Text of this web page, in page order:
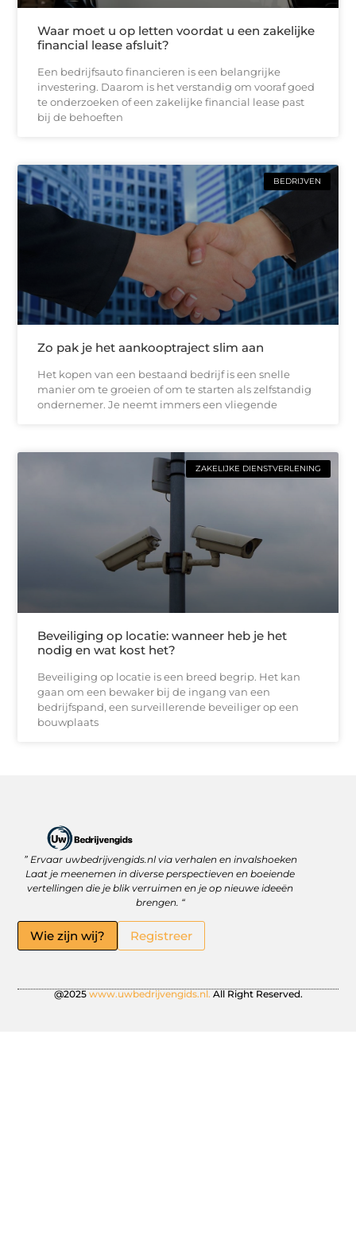
Waar moet u op letten voordat u een zakelijke
financial lease afsluit?
Een bedrijfsauto financieren is een belangrijke
investering. Daarom is het verstandig om vooraf goed
te onderzoeken of een zakelijke financial lease past
bij de behoeften
BEDRIJVEN
Zo pak je het aankooptraject slim aan
Het kopen van een bestaand bedrijf is een snelle
manier om te groeien of om te starten als zelfstandig
ondernemer. Je neemt immers een vliegende
ZAKELIJKE DIENSTVERLENING
Beveiliging op locatie: wanneer heb je het
nodig en wat kost het?
Beveiliging op locatie is een breed begrip. Het kan
gaan om een bewaker bij de ingang van een
bedrijfspand, een surveillerende beveiliger op een
bouwplaats
” Ervaar uwbedrijvengids.nl via verhalen en invalshoeken
Laat je meenemen in diverse perspectieven en boeiende
vertellingen die je blik verruimen en je op nieuwe ideeën
brengen. “
Wie zijn wij? Registreer
@2025 www.uwbedrijvengids.nl. All Right Reserved.